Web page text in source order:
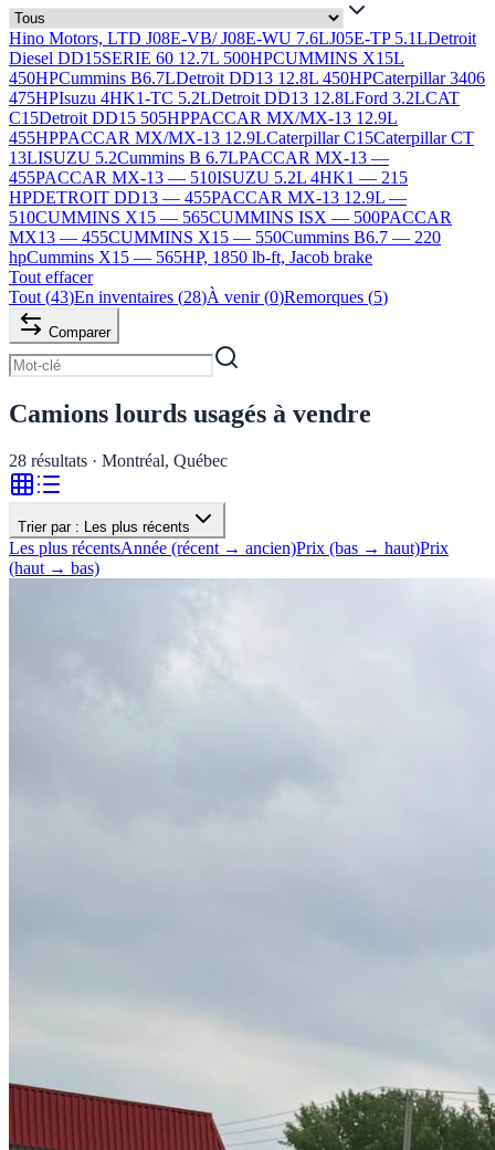
Hino Motors, LTD J08E-VB/ J08E-WU 7.6LJ05E-TP 5.1LDetroit
Diesel DD15SERIE 60 12.7L 500HPCUMMINS X15L
450HPCummins B6.7LDetroit DD13 12.8L 450HPCaterpillar 3406
475HPIsuzu 4HK1-TC 5.2LDetroit DD13 12.8LFord 3.2LCAT
C15Detroit DD15 505HPPACCAR MX/MX-13 12.9L
455HPPACCAR MX/MX-13 12.9LCaterpillar C15Caterpillar CT
13LISUZU 5.2Cummins B 6.7LPACCAR MX-13 —
455PACCAR MX-13 — 510ISUZU 5.2L 4HK1 — 215
HPDETROIT DD13 — 455PACCAR MX-13 12.9L —
510CUMMINS X15 — 565CUMMINS ISX — 500PACCAR
MX13 — 455CUMMINS X15 — 550Cummins B6.7 — 220
hpCummins X15 — 565HP, 1850 lb-ft, Jacob brake
Tout effacer
Tout (43)En inventaires (28)À venir (0)Remorques (5)
Comparer
Camions lourds usagés à vendre
28 résultats · Montréal, Québec
Trier par : Les plus récents
Les plus récentsAnnée (récent → ancien)Prix (bas → haut)Prix
(haut → bas)